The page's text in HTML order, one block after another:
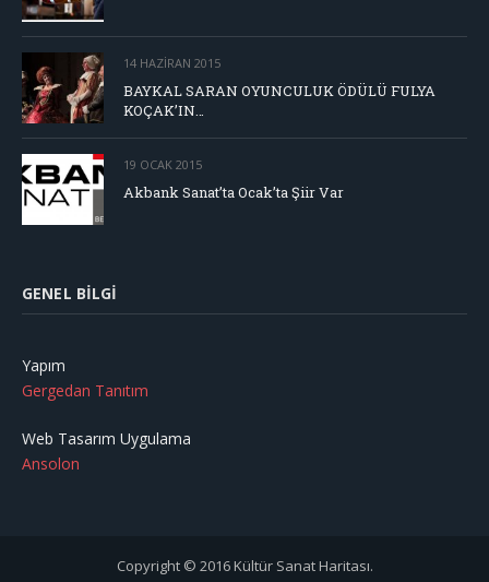
14 HAZIRAN 2015
BAYKAL SARAN OYUNCULUK ÖDÜLÜ FULYA
KOÇAK’IN…
19 OCAK 2015
Akbank Sanat’ta Ocak’ta Şiir Var
GENEL BILGI
Yapım
Gergedan Tanıtım
Web Tasarım Uygulama
Ansolon
Copyright © 2016 Kültür Sanat Haritası.